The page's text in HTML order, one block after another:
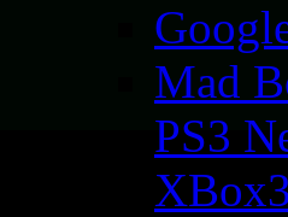
Mad
PS3